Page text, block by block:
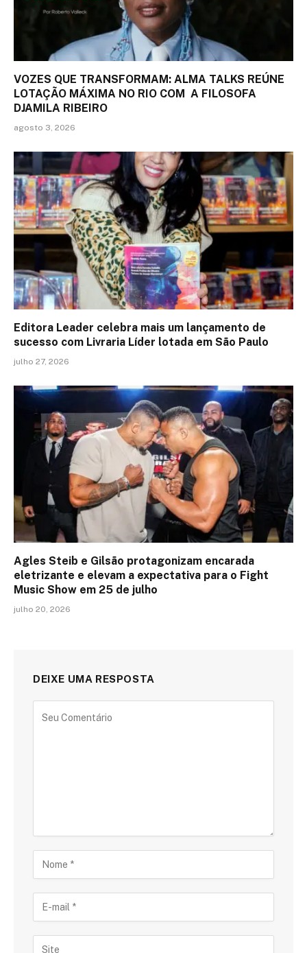
VOZES QUE TRANSFORMAM: ALMA TALKS REÚNE
LOTAÇÃO MÁXIMA NO RIO COM A FILOSOFA
DJAMILA RIBEIRO
agosto 3, 2026
Editora Leader celebra mais um lançamento de
sucesso com Livraria Líder lotada em São Paulo
julho 27, 2026
Agles Steib e Gilsão protagonizam encarada
eletrizante e elevam a expectativa para o Fight
Music Show em 25 de julho
julho 20, 2026
DEIXE UMA RESPOSTA